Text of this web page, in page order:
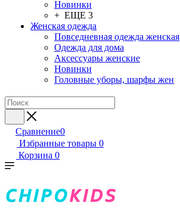
Новинки
+ ЕЩЕ 3
Женская одежда
Повседневная одежда женская
Одежда для дома
Аксессуары женские
Новинки
Головные уборы, шарфы жен
Сравнение0
Избранные товары 0
Корзина 0